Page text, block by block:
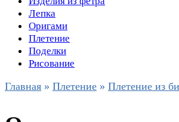
Лепка
Оригами
Плетение
Поделки
Рисование
Главная » Плетение » Плетение из